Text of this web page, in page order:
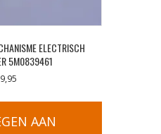
ELECTRISCH
5M0839461
AAN